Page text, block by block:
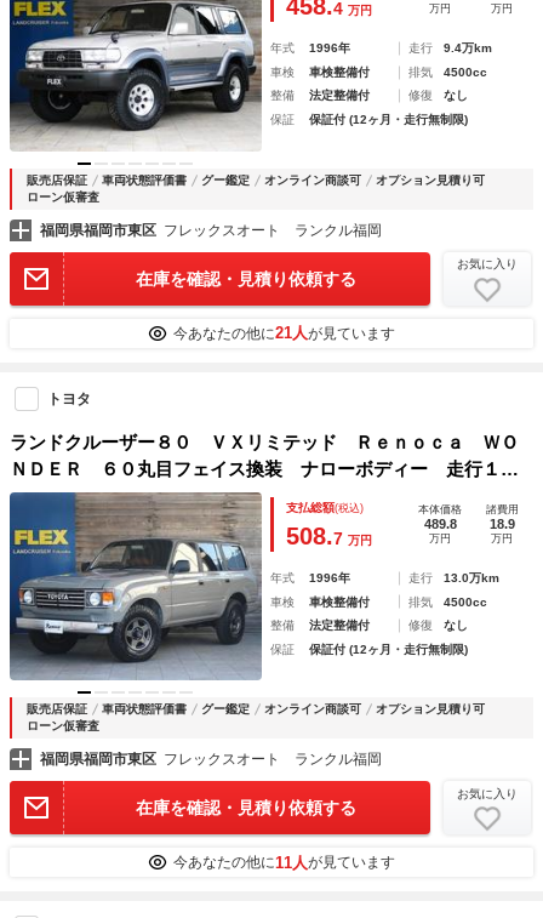
ＥＴＣ車載器
458.4 万円 万円 万円
年式 1996年 走行
9.4万km
車検
車検整備付 排気
4500cc
整備
法定整備付 修復
なし
保証
保証付 (12ヶ月・走行無制限)
販売店保証 車両状態評価書 グー鑑定 オンライン商談可
オプション見積り可
ローン仮審査
福岡県福岡市東区 フレックスオート ランクル福岡
在庫を確認・見積り依頼する
お気に入り
今あなたの他に21人が見ています
トヨタ
ランドクルーザー８０ ＶＸリミテッド Ｒｅｎｏｃａ ＷＯ
ＮＤＥＲ ６０丸目フェイス換装 ナローボディー 走行１
３．１万ｋｍ ブラッドレーＶ１６ｉｎｃｈアルミホイール＆
ＹＯＫＯＨＡＭＡジオランダー カロッツェリアナビ ＮＡＲ
ＤＩステアリング
支払総額(税込)
508.7 万円
本体価格
489.8
万円
諸費用
18.9
万円
年式 1996年 走行
13.0万km
車検
車検整備付 排気
4500cc
整備
法定整備付 修復
なし
保証
保証付 (12ヶ月・走行無制限)
販売店保証 車両状態評価書 グー鑑定 オンライン商談可
オプション見積り可
ローン仮審査
福岡県福岡市東区 フレックスオート ランクル福岡
在庫を確認・見積り依頼する
お気に入り
今あなたの他に11人が見ています